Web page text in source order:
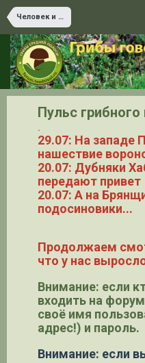
Человек и грибы. Открытый форум грибников, свободное общение
Пульс грибного
.
29.07: На западе
нашествие
20.07: Дубняки
передают привет
20.07: А на
подосиновики...
Продолжаем
что у нас
Внимание: если
входить на
своё имя
адрес!) и пароль.
Внимание: если